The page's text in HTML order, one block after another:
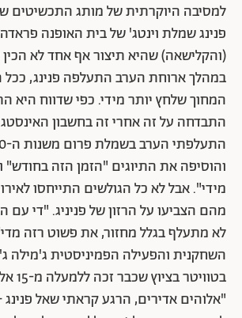
למסיבה היוקרתית של מותג התכשיטים
פנינג שמלת וינטג' של בית האופנה
(והקלישאה) שהיא תיצור אף אחד לא הכין
במהלך ארוחת הערב התעלפה פנינג, ככל
המחוך שלחץ יותר מידי. כפי שדווח היא
התבדחה על זה אחרי זה בחשבון
והוסיפה את התיוגים "הזמן הזה
מידי". אבל לא כל הגולשים התייחסו
מהם הצביעו על הרזון של פניניג. "די
לא מתעלף בגלל מחזור, את פשוט רזה
השחקנית והפעילה הפמיניסטית ג'מילה
"אלוהים אדירים, הרגע קראתי שאל